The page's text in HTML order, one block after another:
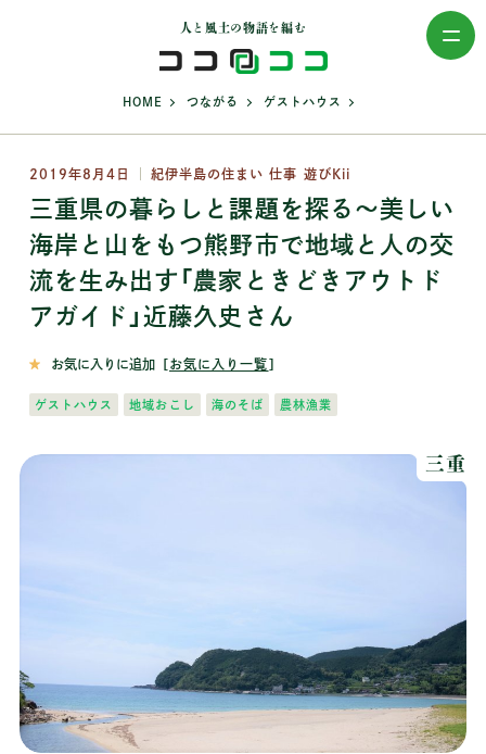
人と風土の物語を編む
HOME >つながる ゲストハウス >
2019年8月4日 紀伊半島の住まい 仕事 遊びKii
三重県の暮らしと課題を探る～美しい
海岸と山をもつ熊野市で地域と人の交
流を生み出す「農家ときどきアウトド
アガイド」近藤久史さん
お気に入りに追加 ［お気に入り一覧］
ゲストハウス 地域おこし 海のそば 農林漁業
三重